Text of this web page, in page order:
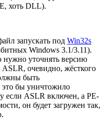
хоть DLL).
запускать под Win32s
Windows 3.1/3.11).
нужно уточнять версию
очевидно, жёсткого
быть
бы уничтожило
если ASLR включен, а PE-
он будет загружен так,